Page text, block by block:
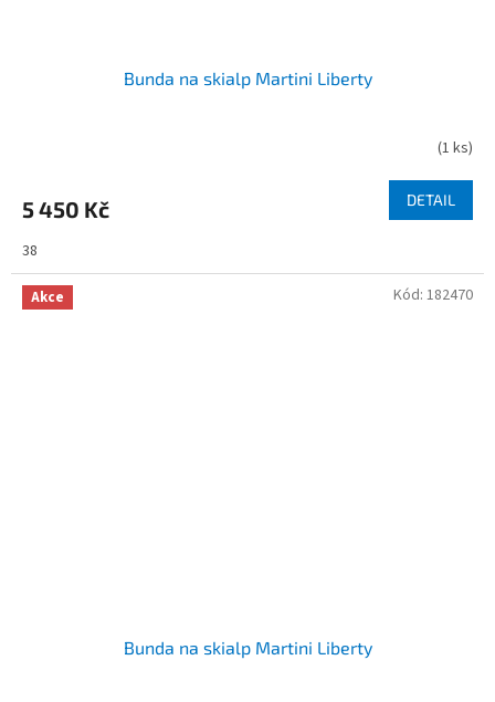
Bunda na skialp Martini Liberty
(1 ks)
5 450 Kč DETAIL
38
Akce
Bunda na skialp Martini Liberty
Kód: 182470